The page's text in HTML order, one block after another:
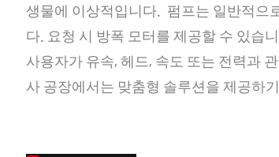
생물에 이상적입니다. 펌프는 일반적으
다. 요청 시 방폭 모터를 제공할 수 있습니
사용자가 유속, 헤드, 속도 또는 전력과
사 공장에서는 맞춤형 솔루션을 제공하